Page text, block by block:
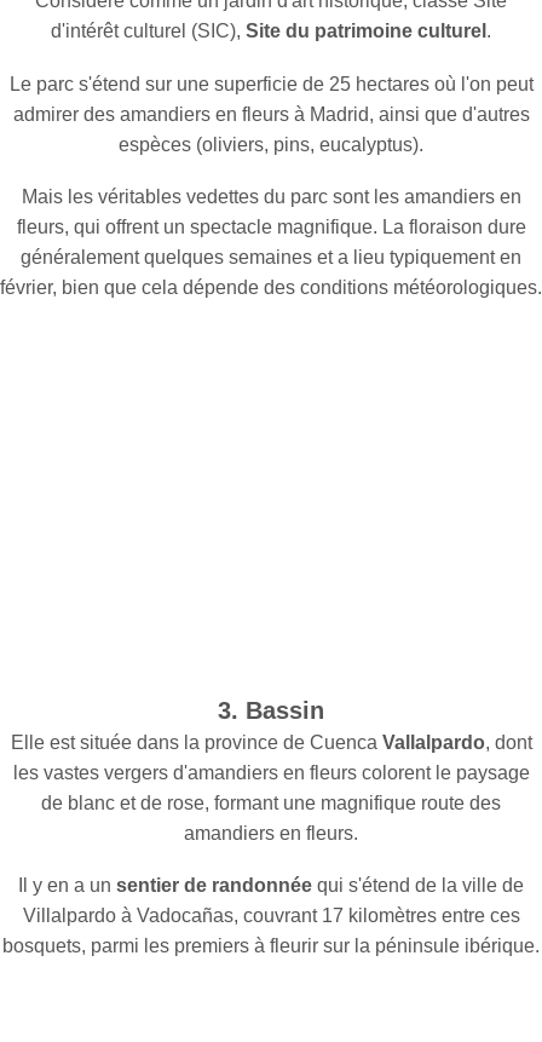
d'intérêt culturel (SIC), Site du patrimoine culturel .
Le parc s'étend sur une superficie de 25 hectares où l'on peut
admirer des amandiers en fleurs à Madrid, ainsi que d'autres
espèces (oliviers, pins, eucalyptus).
Mais les véritables vedettes du parc sont les amandiers en
fleurs, qui offrent un spectacle magnifique. La floraison dure
généralement quelques semaines et a lieu typiquement en
février, bien que cela dépende des conditions météorologiques.
3. Bassin
Elle est située dans la province de Cuenca Vallalpardo, dont
les vastes vergers d'amandiers en fleurs colorent le paysage
de blanc et de rose, formant une magnifique route des
amandiers en fleurs.
Il y en a un sentier de randonnée qui s'étend de la ville de
Villalpardo à Vadocañas, couvrant 17 kilomètres entre ces
bosquets, parmi les premiers à fleurir sur la péninsule ibérique.